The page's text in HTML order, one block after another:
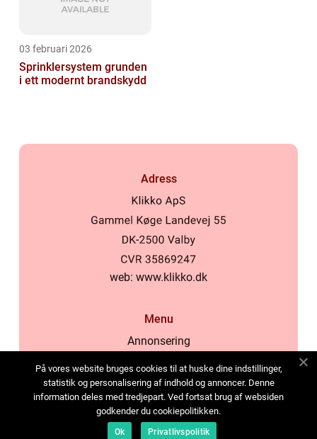
03 februari 2026
Sprinklersystem grunden
i ett modernt brandskydd
Adress
web: www.klikko.dk
Menu
Annonsering
Cookies
Kontakta oss
Sitemap
På vores website bruges cookies til at huske dine indstillinger,
statistik og personalisering af indhold og annoncer. Denne
information deles med tredjepart. Ved fortsat brug af websiden
godkender du cookiepolitikken.
Ok Privatlivspolitik